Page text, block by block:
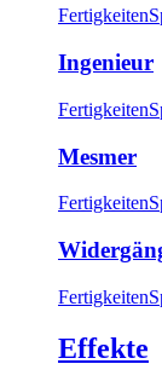
Fertigkeiten
Ingenieur
Fertigkeiten
Mesmer
Fertigkeiten
Fertigkeiten
Effekte